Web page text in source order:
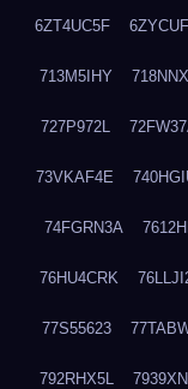
6ZT4UC5F
713M5IHY
727P972L
73VKAF4E
74FGRN3A
76HU4CRK
77S55623
792RHX5L